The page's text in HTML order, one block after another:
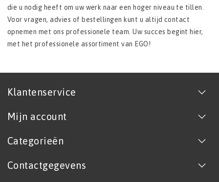
die u nodig heeft om uw werk naar een hoger niveau te tillen.
Voor vragen, advies of bestellingen kunt u altijd contact
opnemen met ons professionele team. Uw succes begint hier,
met het professionele assortiment van EGO!
Klantenservice
Mijn account
Categorieën
Contactgegevens